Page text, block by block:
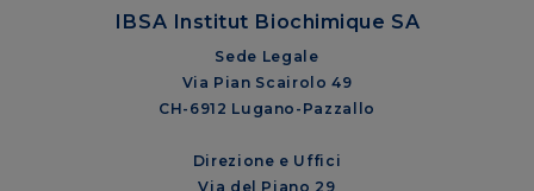
IBSA Institut Biochimique SA
Sede Legale
Via Pian Scairolo 49
CH-6912 Lugano-Pazzallo
Direzione e Uffici
Via del Piano 29